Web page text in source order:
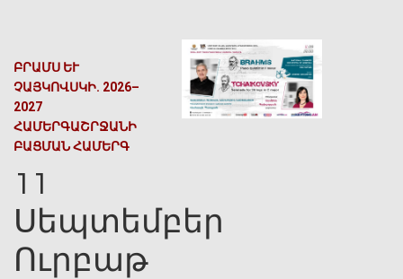
ԲՐԱՄՍ ԵՒ Չ
ԱՅԿՈՎՍԿԻ. 2026–2
027 Հ
ԱՄԵՐԳԱՇՐՋԱՆԻ Բ
ԱՑՄԱՆ ՀԱՄԵՐԳ
11
Սեպտեմբեր
Ուրբաթ